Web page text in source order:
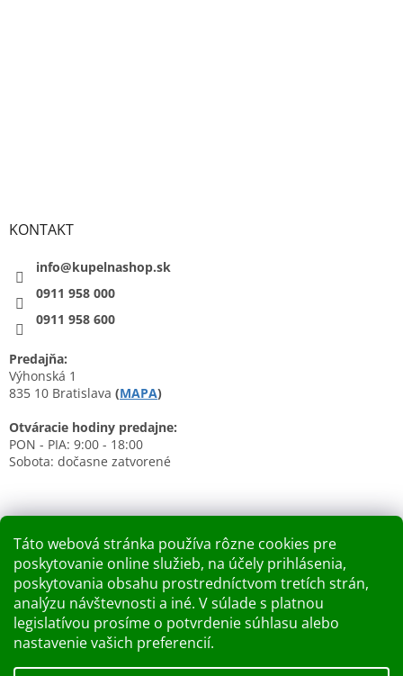
Táto webová stránka používa rôzne cookies pre
poskytovanie online služieb, na účely prihlásenia,
poskytovania obsahu prostredníctvom tretích strán,
analýzu návštevnosti a iné. V súlade s platnou
legislatívou prosíme o potvrdenie súhlasu alebo
nastavenie vašich preferencií.
KONTAKT
info@kupelnashop.sk
0911 958 000
0911 958 600
Predajňa:
Výhonská 1
835 10 Bratislava (MAPA)
Otváracie hodiny predajne:
PON - PIA: 9:00 - 18:00
Sobota: dočasne zatvorené
Nákupný košík
0KS / 0 €